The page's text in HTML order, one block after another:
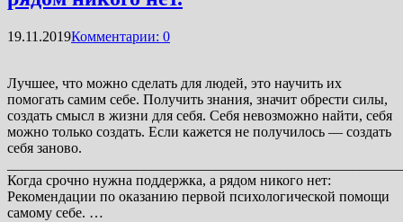
19.11.2019Комментарии: 0
Лучшее, что можно сделать для людей, это научить их
помогать самим себе. Получить знания, значит обрести силы,
создать смысл в жизни для себя. Себя невозможно найти, себя
можно только создать. Если кажется не получилось — создать
себя заново.
Когда срочно нужна поддержка, а рядом никого нет:
Рекомендации по оказанию первой психологической помощи
самому себе. …